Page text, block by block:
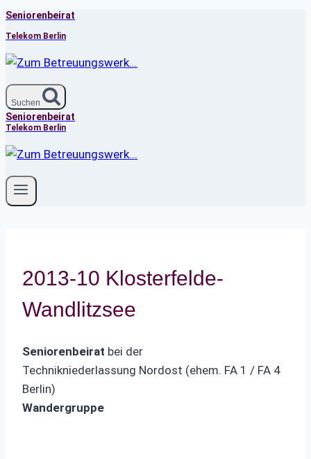
Zum
Inhalt
springen
Seniorenbeirat
Telekom Berlin
Suchen
Seniorenbeirat
Telekom Berlin
2013-10 Klosterfelde-
Wandlitzsee
Seniorenbeirat bei der
Technikniederlassung Nordost (ehem. FA 1 / FA 4
Berlin)
Wandergruppe